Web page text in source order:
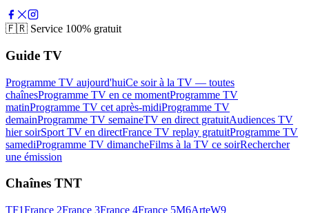
🇫🇷 Service 100% gratuit
Guide TV
Programme TV aujourd'huiCe soir à la TV — toutes
chaînesProgramme TV en ce momentProgramme TV
matinProgramme TV cet après-midiProgramme TV
demainProgramme TV semaineTV en direct gratuitAudiences TV
hier soirSport TV en directFrance TV replay gratuitProgramme TV
samediProgramme TV dimancheFilms à la TV ce soirRechercher
une émission
Chaînes TNT
TF1France 2France 3France 4France 5M6ArteW9